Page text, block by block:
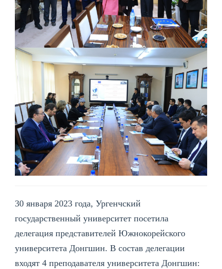
30 января 2023 года, Ургенчский
государственный университет посетила
делегация представителей Южнокорейского
университета Донгшин. В состав делегации
входят 4 преподавателя университета Донгшин: